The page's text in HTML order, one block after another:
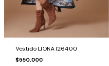
Vestido LIONA I26400
$550.000